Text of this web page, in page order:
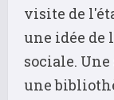
visite de
une idée de
sociale.
une